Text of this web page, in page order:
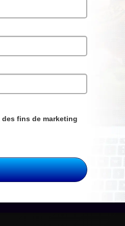
fins de marketing